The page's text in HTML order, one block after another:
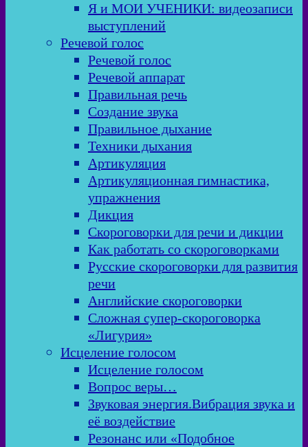
Я и МОИ УЧЕНИКИ: видеозаписи
выступлений
Речевой голос
Речевой голос
Речевой аппарат
Правильная речь
Создание звука
Правильное дыхание
Техники дыхания
Артикуляция
Артикуляционная гимнастика,
упражнения
Дикция
Скороговорки для речи и дикции
Как работать со скороговорками
Русские скороговорки для развития
речи
Английские скороговорки
Сложная супер-скороговорка
«Лигурия»
Исцеление голосом
Исцеление голосом
Вопрос веры…
Звуковая энергия.Вибрация звука и
её воздействие
Резонанс или «Подобное